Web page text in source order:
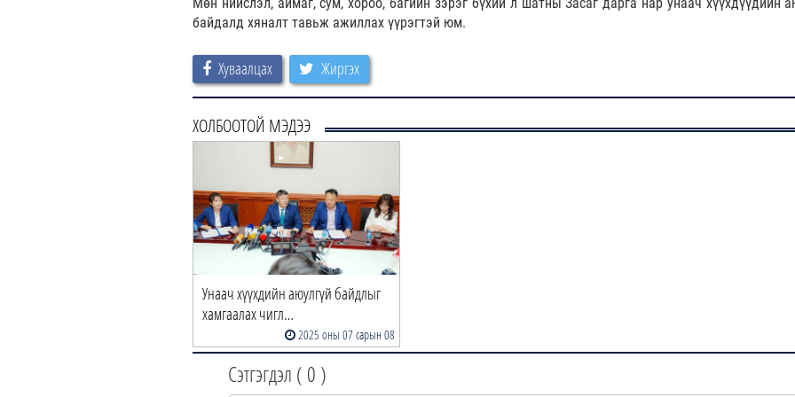
байдалд хяналт тавьж ажиллах үүрэгтэй юм.
Хуваалцах Жиргэх
ХОЛБООТОЙ МЭДЭЭ
Унаач хүүхдийн аюулгүй байдлыг
хамгаалах чигл…
2025 оны 07 сарын 08
Сэтгэгдэл ( 0 )